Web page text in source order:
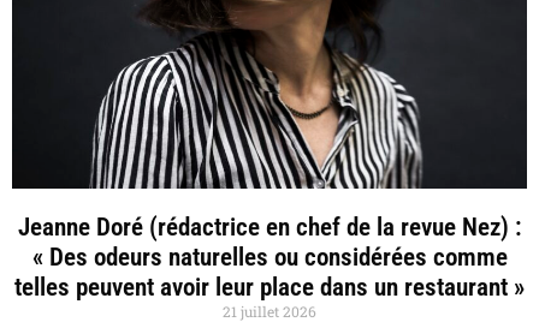
Jeanne Doré (rédactrice en chef de la revue Nez) :
« Des odeurs naturelles ou considérées comme
telles peuvent avoir leur place dans un restaurant »
21 juillet 2026